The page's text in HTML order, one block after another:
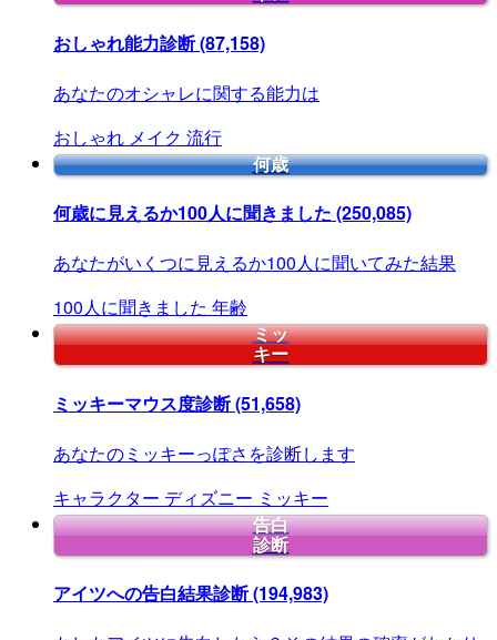
おしゃれ能力診断(87,158)
あなたのオシャレに関する能力は
おしゃれ メイク 流行
何歳
何歳に見えるか100人に聞きました (250,085)
あなたがいくつに見えるか100人に聞いてみた結果
100人に聞きました 年齢
ミッ
キー
ミッキーマウス度診断(51,658)
あなたのミッキーっぽさを診断します
キャラクター ディズニー ミッキー
告白
診断
アイツへの告白結果診断(194,983)